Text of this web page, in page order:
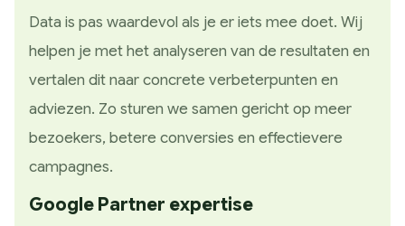
Data is pas waardevol als je er iets mee doet. Wij
helpen je met het analyseren van de resultaten en
vertalen dit naar concrete verbeterpunten en
adviezen. Zo sturen we samen gericht op meer
bezoekers, betere conversies en effectievere
campagnes.
Google Partner expertise